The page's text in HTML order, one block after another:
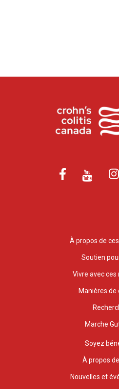
À propos de
Soutien
Vivre avec ces
Manières de
Marche
Soyez
À propos
Nouvelles et